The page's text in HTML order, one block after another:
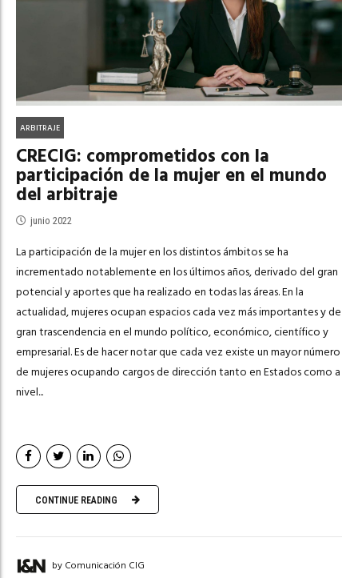
ARBITRAJE
CRECIG: comprometidos con la
participación de la mujer en el mundo
del arbitraje
junio 2022
La participación de la mujer en los distintos ámbitos se ha
incrementado notablemente en los últimos años, derivado del gran
potencial y aportes que ha realizado en todas las áreas. En la
actualidad, mujeres ocupan espacios cada vez más importantes y de
gran trascendencia en el mundo político, económico, científico y
empresarial. Es de hacer notar que cada vez existe un mayor número
de mujeres ocupando cargos de dirección tanto en Estados como a
nivel...
CONTINUE READING
by Comunicación CIG